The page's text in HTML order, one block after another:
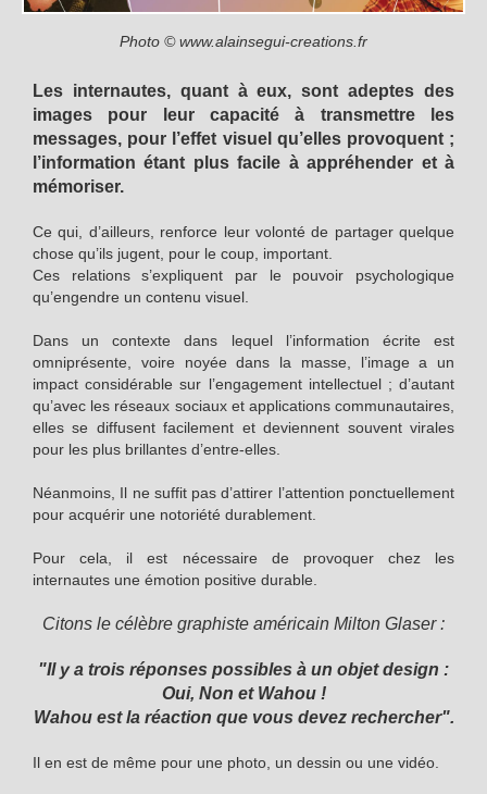
Photo © www.alainsegui-creations.fr
Les internautes, quant à eux, sont adeptes des
images pour leur capacité à transmettre les
messages, pour l’effet visuel qu’elles provoquent ;
l’information étant plus facile à appréhender et à
mémoriser.
Ce qui, d’ailleurs, renforce leur volonté de partager quelque
chose qu’ils jugent, pour le coup, important.
Ces relations s’expliquent par le pouvoir psychologique
qu’engendre un contenu visuel.
Dans un contexte dans lequel l’information écrite est
omniprésente, voire noyée dans la masse, l’image a un
impact considérable sur l’engagement intellectuel ; d’autant
qu’avec les réseaux sociaux et applications communautaires,
elles se diffusent facilement et deviennent souvent virales
pour les plus brillantes d’entre-elles.
Néanmoins, Il ne suffit pas d’attirer l’attention ponctuellement
pour acquérir une notoriété durablement.
Pour cela, il est nécessaire de provoquer chez les
internautes une émotion positive durable.
Citons le célèbre graphiste américain Milton Glaser :
"Il y a trois réponses possibles à un objet design :
Oui, Non et Wahou !
Wahou est la réaction que vous devez rechercher".
Il en est de même pour une photo, un dessin ou une vidéo.